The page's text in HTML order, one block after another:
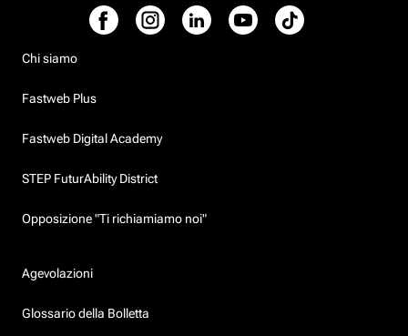
Chi siamo
Fastweb Plus
Fastweb Digital Academy
STEP FuturAbility District
Opposizione "Ti richiamiamo noi"
Agevolazioni
Glossario della Bolletta